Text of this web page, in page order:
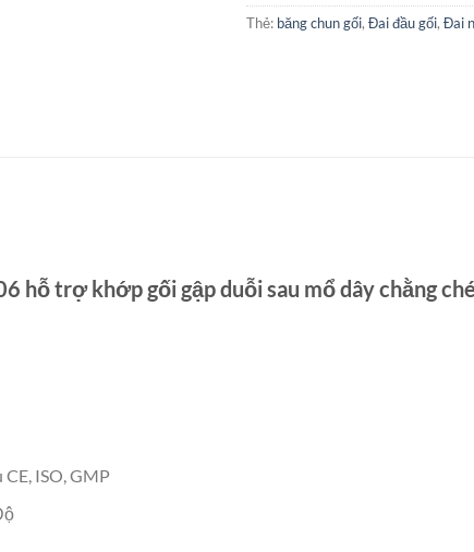
Thẻ: băng chun gối, Đai đầu gối, Đai
hỗ trợ khớp gối gập duỗi sau mổ dây chằng
ISO, GMP